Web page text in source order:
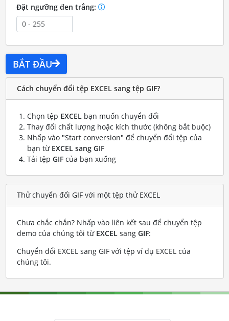
Đặt ngưỡng đen trắng:
BẮT ĐẦU
Cách chuyển đổi tệp EXCEL sang tệp GIF?
Chọn tệp EXCELbạn muốn chuyển đổi
Thay đổi chất lượng hoặc kích thước (không bắt buộc)
Nhấp vào "Start conversion" để chuyển đổi tệp của
bạn từ EXCEL sang GIF
Tải tệp GIFcủa bạn xuống
Thử chuyển đổi GIF với một tệp thử EXCEL
Chưa chắc chắn? Nhấp vào liên kết sau để chuyển tệp
demo của chúng tôi từ EXCELsang GIF:
Chuyển đổi EXCEL sang GIF với tệp ví dụ EXCEL của
chúng tôi.